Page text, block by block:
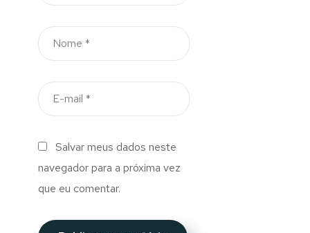
Salvar meus dados neste
navegador para a próxima vez
que eu comentar.